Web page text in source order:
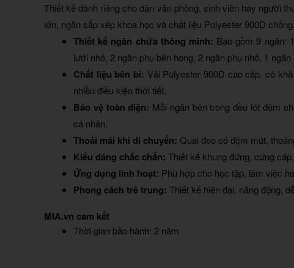
Thiết kế dành riêng cho dân văn phòng, sinh viên hay người
lớn, ngăn sắp xếp khoa học và chất liệu Polyester 900D
Thiết kế ngăn chứa thông minh: Bao gồm 9 ngăn:
lưới nhỏ, 2 ngăn phụ bên hong, 2 ngăn phụ nhỏ, 1
Chất liệu bền bỉ: Vải Polyester 900D cao cấp, có
nhiều điều kiện thời tiết.
Bảo vệ toàn diện: Mỗi ngăn bên trong đều lót đệm
cá nhân.
Thoải mái khi di chuyển: Quai đeo có đệm mút,
Kiểu dáng chắc chắn: Thiết kế khung đứng, cứng
Ứng dụng linh hoạt: Phù hợp cho học tập, làm việc
Phong cách trẻ trung: Thiết kế hiện đại, năng động,
MIA.vn cam kết
Thời gian bảo hành: 2 năm